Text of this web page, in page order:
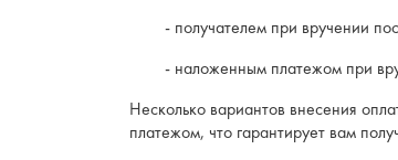
- получателем при вручении
- наложенным платежом при
Несколько вариантов внесения
платежом, что гарантирует вам